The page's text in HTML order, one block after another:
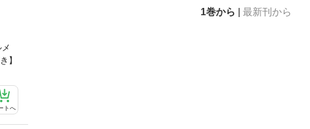
1巻から 最新刊から
】
トへ